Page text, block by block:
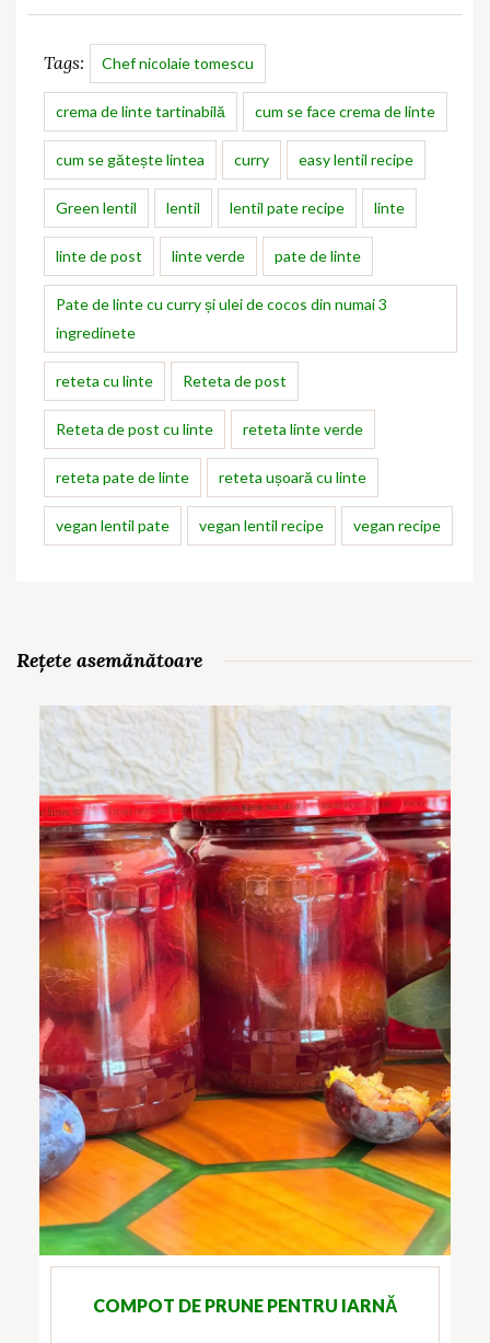
Tags: Chef nicolaie tomescu
crema de linte tartinabilă cum se face crema de linte
cum se gătește lintea curry easy lentil recipe
Green lentil lentil lentil pate recipe linte
linte de post linte verde pate de linte
Pate de linte cu curry și ulei de cocos din numai 3
ingredinete
reteta cu linte Reteta de post
Reteta de post cu linte reteta linte verde
reteta pate de linte reteta ușoară cu linte
vegan lentil pate vegan lentil recipe vegan recipe
Rețete asemănătoare
COMPOT DE PRUNE PENTRU IARNĂ